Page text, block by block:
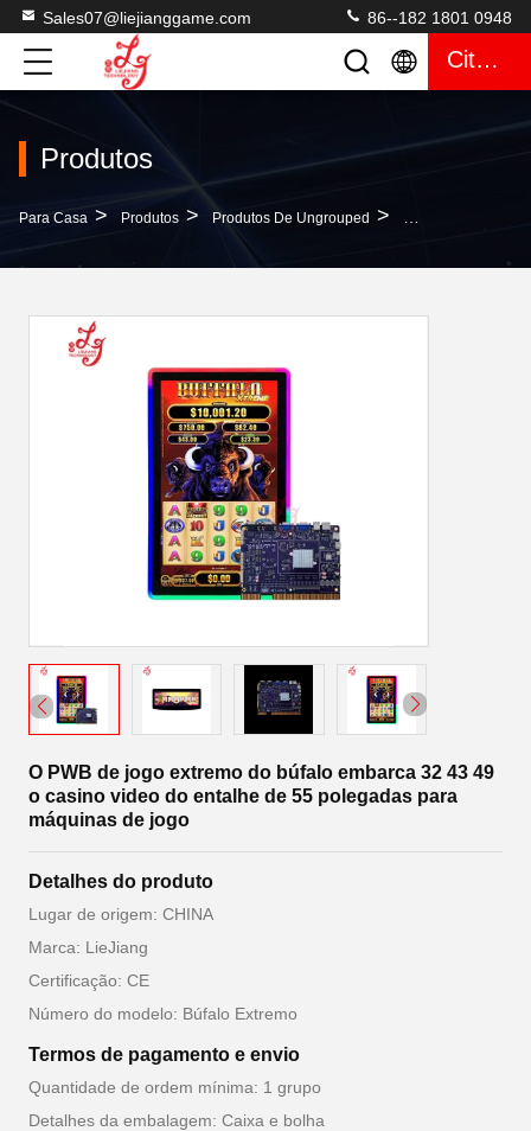
Sales07@liejianggame.com 86--182 1801 0948
Citações
Produtos
Para Casa > Produtos > Produtos De Ungrouped > O PWB De Jogo
O PWB de jogo extremo do búfalo embarca 32 43 49
o casino video do entalhe de 55 polegadas para
máquinas de jogo
Detalhes do produto
Lugar de origem: CHINA
Marca: LieJiang
Certificação: CE
Número do modelo: Búfalo Extremo
Termos de pagamento e envio
Quantidade de ordem mínima: 1 grupo
Detalhes da embalagem: Caixa e bolha